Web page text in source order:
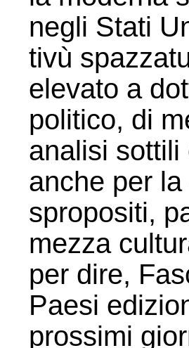
negli Stati
tivù
elevato a
politico, di
analisi sottili
anche per
spropositi,
mezza
per dire,
Paesi
prossimi